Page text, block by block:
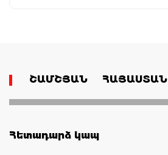
ՇԱՄՇՅԱՆ ՀԱՅԱՍՏԱՆ
Հետադարձ կապ